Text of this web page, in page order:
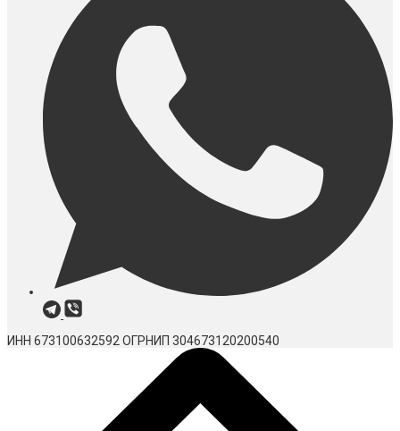
ИНН 673100632592 ОГРНИП 304673120200540